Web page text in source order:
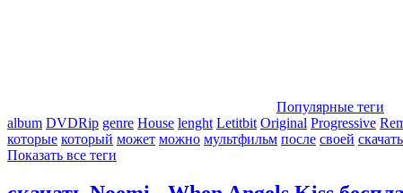
Популярные теги
album DVDRip genre House lenght Letitbit Original Progressive
которые который может можно мультфильм после своей скачать
Показать все теги